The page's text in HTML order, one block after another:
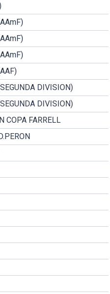
DIVISION)
DIVISION)
COPA FARRELL